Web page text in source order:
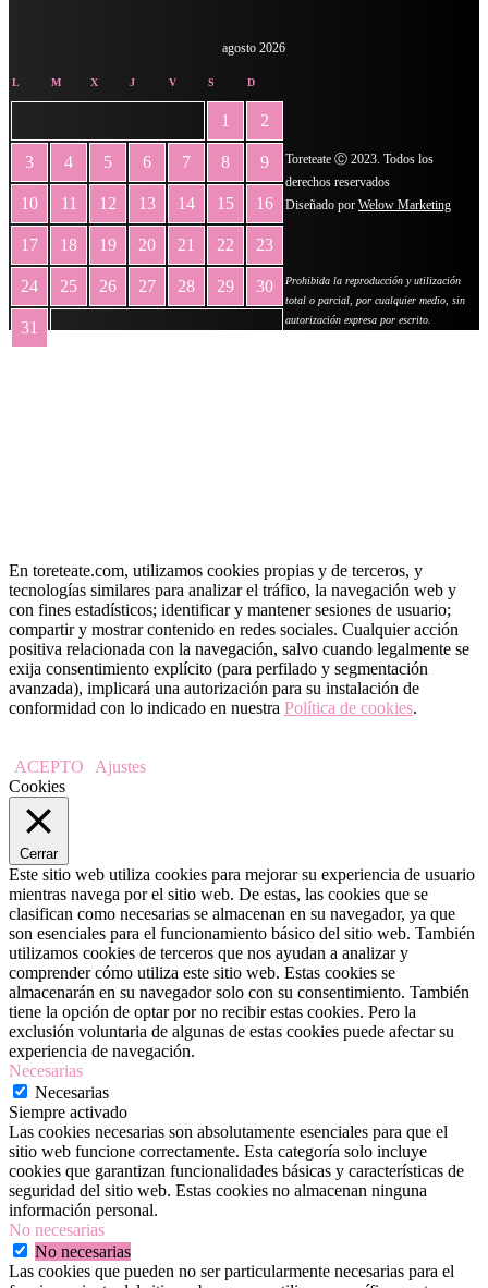
agosto 2026
L M X J V S D
1 2
3 4 5 6 7 8 9
10 11 12 13 14 15 16
17 18 19 20 21 22 23
24 25 26 27 28 29 30
31
Toreteate Ⓒ 2023. Todos los
derechos reservados
Diseñado por Welow Marketing
Prohibida la reproducción y utilización
total o parcial, por cualquier medio, sin
autorización expresa por escrito.
En toreteate.com, utilizamos cookies propias y de terceros, y
tecnologías similares para analizar el tráfico, la navegación web y
con fines estadísticos; identificar y mantener sesiones de usuario;
compartir y mostrar contenido en redes sociales. Cualquier acción
positiva relacionada con la navegación, salvo cuando legalmente se
exija consentimiento explícito (para perfilado y segmentación
avanzada), implicará una autorización para su instalación de
conformidad con lo indicado en nuestra Política de cookies.
ACEPTO
Ajustes
Cookies
Cerrar
Este sitio web utiliza cookies para mejorar su experiencia de usuario
mientras navega por el sitio web. De estas, las cookies que se
clasifican como necesarias se almacenan en su navegador, ya que
son esenciales para el funcionamiento básico del sitio web. También
utilizamos cookies de terceros que nos ayudan a analizar y
comprender cómo utiliza este sitio web. Estas cookies se
almacenarán en su navegador solo con su consentimiento. También
tiene la opción de optar por no recibir estas cookies. Pero la
exclusión voluntaria de algunas de estas cookies puede afectar su
experiencia de navegación.
Necesarias
Necesarias
Siempre activado
Las cookies necesarias son absolutamente esenciales para que el
sitio web funcione correctamente. Esta categoría solo incluye
cookies que garantizan funcionalidades básicas y características de
seguridad del sitio web. Estas cookies no almacenan ninguna
información personal.
No necesarias
No necesarias
Las cookies que pueden no ser particularmente necesarias para el